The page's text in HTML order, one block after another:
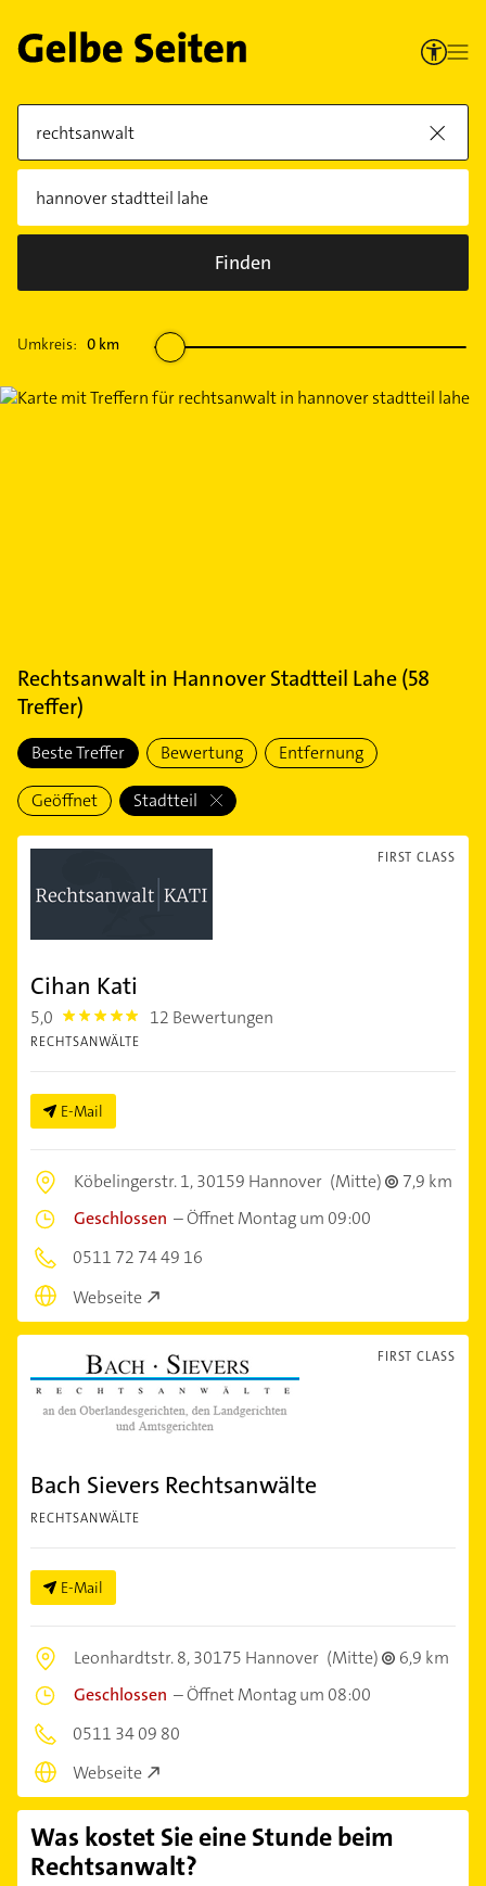
Finden
Umkreis: 0 km
Rechtsanwaltin Hannover Stadtteil Lahe(58
Treffer)
Beste Treffer Bewertung Entfernung
Geöffnet Stadtteil
FIRST CLASS
Cihan Kati
5,0 5.0 12 Bewertungen
RECHTSANWÄLTE
E-Mail
Köbelingerstr. 1,30159 Hannover (Mitte)
7,9 km
Geschlossen –Öffnet Montag um 09:00
0511 72 74 49 16
Webseite
FIRST CLASS
Bach Sievers Rechtsanwälte
RECHTSANWÄLTE
E-Mail
Leonhardtstr. 8,30175 Hannover (Mitte)
6,9 km
Geschlossen –Öffnet Montag um 08:00
0511 34 09 80
Webseite
Was kostet Sie eine Stunde beim
Rechtsanwalt?